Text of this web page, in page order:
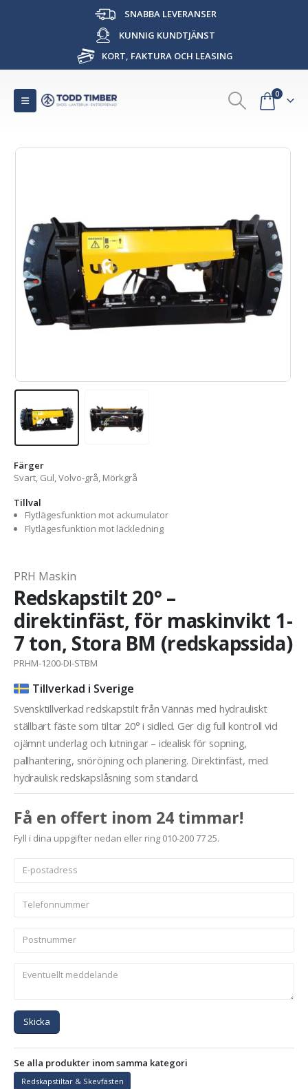
SNABBA LEVERANSER
KUNNIG KUNDTJÄNST
KORT, FAKTURA OCH LEASING
0
Färger
Svart, Gul, Volvo-grå, Mörkgrå
Tillval
Flytlägesfunktion mot ackumulator
Flytlägesfunktion mot läckledning
PRH Maskin
Redskapstilt 20° –
direktinfäst, för maskinvikt 1-
7 ton, Stora BM (redskapssida)
PRHM-1200-DI-STBM
Tillverkad i Sverige
Svensktillverkad redskapstilt från Vännäs med hydrauliskt
ställbart fäste som tiltar 20° i sidled. Ger dig full kontroll vid
ojämnt underlag och lutningar – idealisk för sopning,
pallhantering, snöröjning och planering. Direktinfäst, med
hydraulisk redskapslåsning som standard.
Få en offert inom 24 timmar!
Fyll i dina uppgifter nedan eller ring 010-200 77 25.
Skicka
Se alla produkter inom samma kategori
Redskapstiltar & Skevfästen